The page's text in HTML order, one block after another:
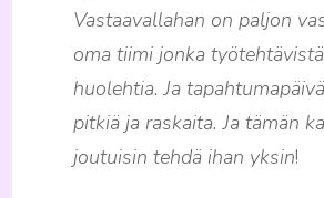
Vastaavallahan on paljon
oma tiimi jonka
huolehtia. Ja
pitkiä ja raskaita. Ja tämän
joutuisin tehdä ihan yksin!